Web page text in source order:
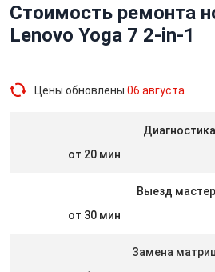
Стоимость ремонта
Lenovo Yoga 7 2-in-1
Цены обновлены 06 августа
Диагностика
от 20 мин
Выезд
от 30 мин
Замена